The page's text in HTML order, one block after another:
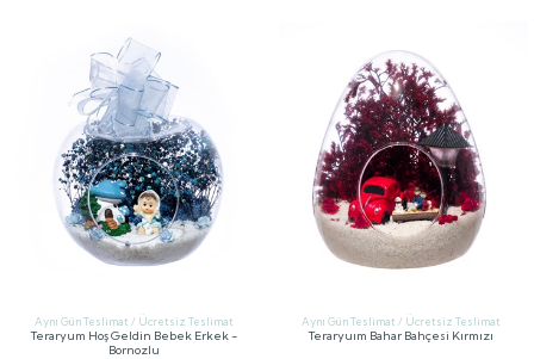
Aynı Gün Teslimat / Ücretsiz Teslimat
Teraryum Hoş Geldin Bebek Erkek -
Bornozlu
Aynı Gün Teslimat / Ücretsiz Teslimat
Teraryuım Bahar Bahçesi Kırmızı